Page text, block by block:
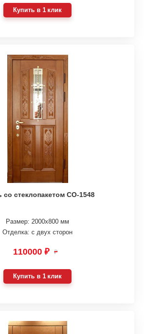
Купить в 1 клик
со стеклопакетом СО-1548
Размер: 2000х800 мм
Отделка: с двух сторон
110000 ₽ ₽
Купить в 1 клик